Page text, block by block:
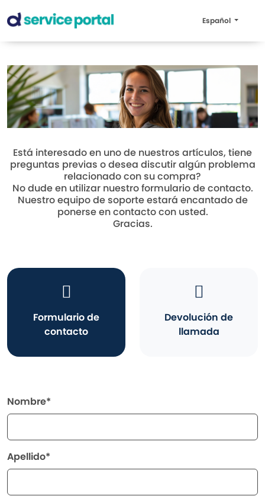
Español
Está interesado en uno de nuestros artículos, tiene
preguntas previas o desea discutir algún problema
relacionado con su compra?
No dude en utilizar nuestro formulario de contacto.
Nuestro equipo de soporte estará encantado de
ponerse en contacto con usted.
Gracias.
Formulario de
contacto
Devolución de
llamada
Nombre*
Apellido*